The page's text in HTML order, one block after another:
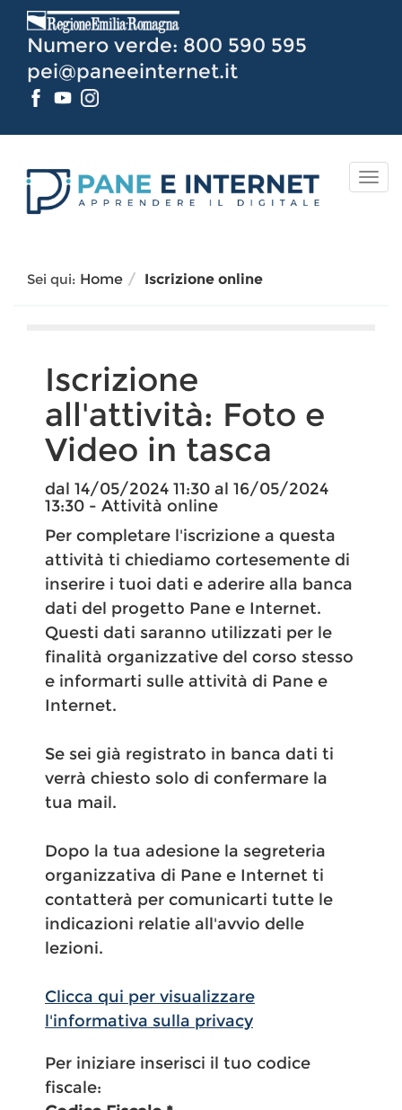
Contenuto
Numero verde: 800 590 595
pei@paneeinternet.it
Sei qui: Home Iscrizione online
Iscrizione
all'attività: Foto e
Video in tasca​
dal 14/05/2024 11:30 al 16/05/2024
13:30 - Attività online
Per completare l'iscrizione a questa
attività ti chiediamo cortesemente di
inserire i tuoi dati e aderire alla banca
dati del progetto Pane e Internet.
Questi dati saranno utilizzati per le
finalità organizzative del corso stesso
e informarti sulle attività di Pane e
Internet.
Se sei già registrato in banca dati ti
verrà chiesto solo di confermare la
tua mail.
Dopo la tua adesione la segreteria
organizzativa di Pane e Internet ti
contatterà per comunicarti tutte le
indicazioni relatie all'avvio delle
lezioni.
Clicca qui per visualizzare
l'informativa sulla privacy
Per iniziare inserisci il tuo codice
fiscale: